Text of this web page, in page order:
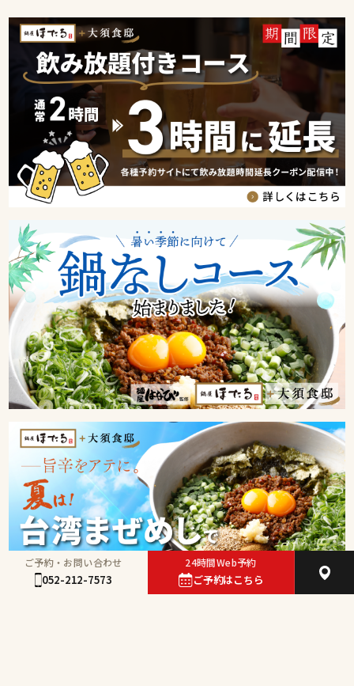
ご予約・お問い合わせ
052-212-7573
24時間Web予約
ご予約はこちら